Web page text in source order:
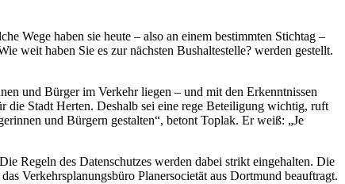
Wege haben sie heute – also an einem bestimmten Stichtag –
weit haben Sie es zur nächsten Bushaltestelle? werden gestellt.
und Bürger im Verkehr liegen – und mit den Erkenntnissen
die Stadt Herten. Deshalb sei eine rege Beteiligung wichtig, ruft
und Bürgern gestalten“, betont Toplak. Er weiß: „Je
Regeln des Datenschutzes werden dabei strikt eingehalten. Die
Verkehrsplanungsbüro Planersocietät aus Dortmund beauftragt.